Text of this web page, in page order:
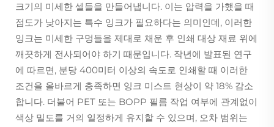
크기의 미세한 셀들을 만들어냅니다. 이는 압력을 가했을 때
점도가 낮아지는 특수 잉크가 필요하다는 의미인데, 이러한
잉크는 미세한 구멍들을 제대로 채운 후 인쇄 대상 재료 위에
깨끗하게 전사되어야 하기 때문입니다. 작년에 발표된 연구
에 따르면, 분당 400미터 이상의 속도로 인쇄할 때 이러한
조건을 올바르게 충족하면 잉크 미스트 현상이 약 18% 감소
합니다. 더불어 PET 또는 BOPP 필름 작업 여부에 관계없이
색상 밀도를 거의 일정하게 유지할 수 있으며, 오차 범위는